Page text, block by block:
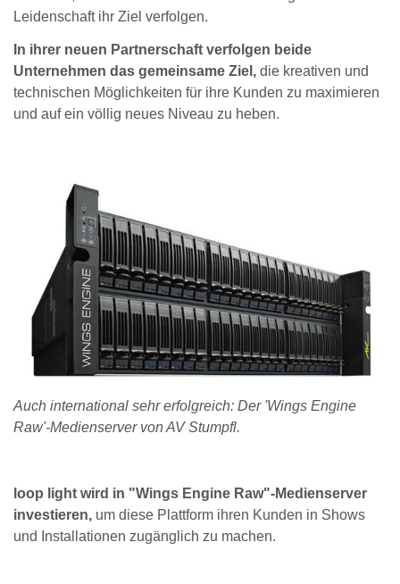
Leidenschaft ihr Ziel verfolgen.
In ihrer neuen Partnerschaft verfolgen beide
Unternehmen das gemeinsame Ziel, die kreativen und
technischen Möglichkeiten für ihre Kunden zu maximieren
und auf ein völlig neues Niveau zu heben.
Auch international sehr erfolgreich: Der 'Wings Engine
Raw'-Medienserver von AV Stumpfl.
loop light wird in "Wings Engine Raw"-Medienserver
investieren, um diese Plattform ihren Kunden in Shows
und Installationen zugänglich zu machen.